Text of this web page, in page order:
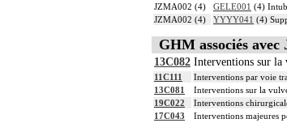
JZMA002 (4)
GELE001 (4)
JZMA002 (4)
YYYY041 (4)
GHM associés
13C082 Interventions sur
11C111
Interventions par voie
13C081
Interventions sur la
19C022
Interventions
17C043
Interventions majeures